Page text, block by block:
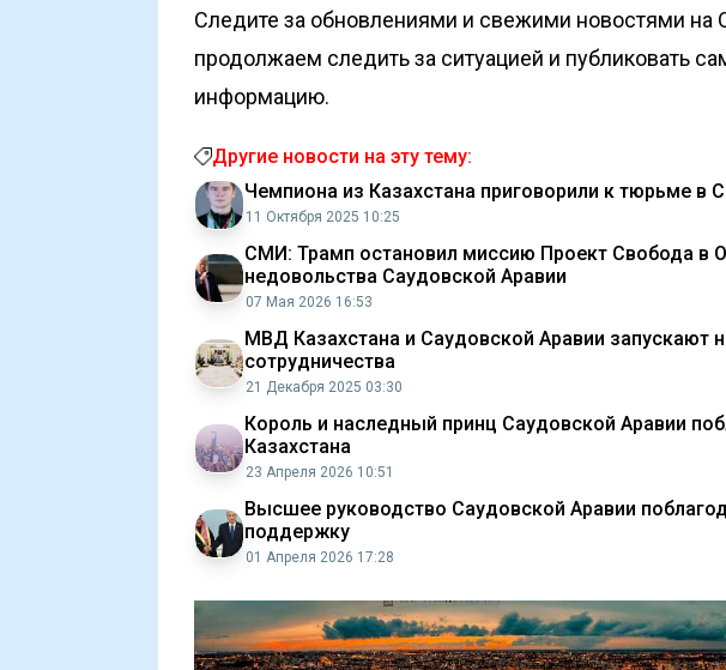
Следите за обновлениями и свежими новостями на
продолжаем следить за ситуацией и публиковать
информацию.
Другие новости на эту тему:
Чемпиона из Казахстана приговорили к тюрьме в
11 Октября 2025 10:25
СМИ: Трамп остановил миссию Проект Свобода в
недовольства Саудовской Аравии
07 Мая 2026 16:53
МВД Казахстана и Саудовской Аравии запускают
сотрудничества
21 Декабря 2025 03:30
Король и наследный принц Саудовской Аравии
Казахстана
23 Апреля 2026 10:51
Высшее руководство Саудовской Аравии
поддержку
01 Апреля 2026 17:28